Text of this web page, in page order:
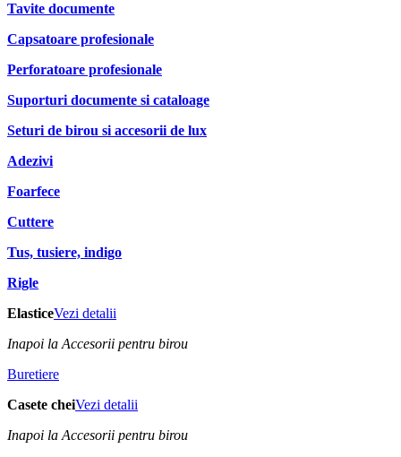
Tavite documente
Capsatoare profesionale
Perforatoare profesionale
Suporturi documente si cataloage
Seturi de birou si accesorii de lux
Adezivi
Foarfece
Cuttere
Tus, tusiere, indigo
Rigle
ElasticeVezi detalii
Inapoi la Accesorii pentru birou
Buretiere
Casete cheiVezi detalii
Inapoi la Accesorii pentru birou